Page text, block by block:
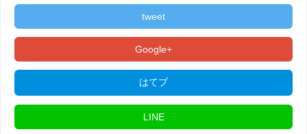
tweet
Google+
はてブ
LINE